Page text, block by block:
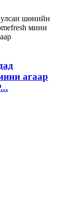
агаар